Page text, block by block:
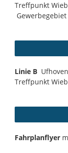
Treffpunkt
Linie BUfhoven
Treffpunkt
Fahrplanflyer